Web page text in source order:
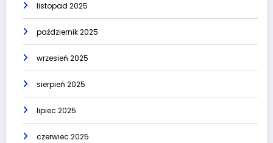
listopad 2025
październik 2025
wrzesień 2025
sierpień 2025
lipiec 2025
czerwiec 2025